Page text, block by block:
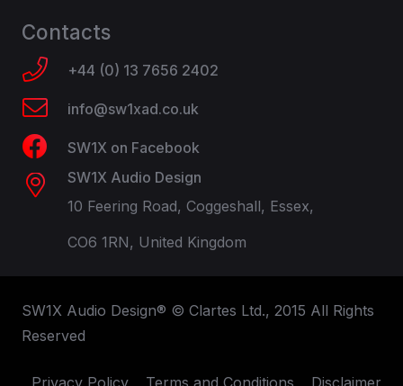
Contacts
+44 (0) 13 7656 2402
info@sw1xad.co.uk
SW1X on Facebook
SW1X Audio Design
10 Feering Road, Coggeshall, Essex,
CO6 1RN, United Kingdom
SW1X Audio Design® © Clartes Ltd., 2015 All Rights
Reserved